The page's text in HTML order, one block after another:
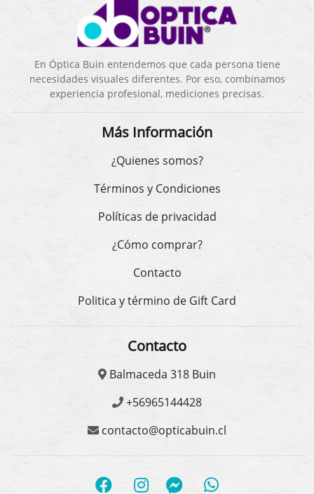
En Óptica Buin entendemos que cada persona tiene
necesidades visuales diferentes. Por eso, combinamos
experiencia profesional, mediciones precisas.
Más Información
¿Quienes somos?
Términos y Condiciones
Políticas de privacidad
¿Cómo comprar?
Contacto
Politica y término de Gift Card
Contacto
Balmaceda 318 Buin
+56965144428
contacto@opticabuin.cl